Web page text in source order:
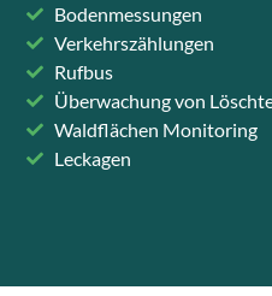
Bodenmessungen
Verkehrszählungen
Rufbus
Überwachung von
Waldflächen Monitoring
Leckagen